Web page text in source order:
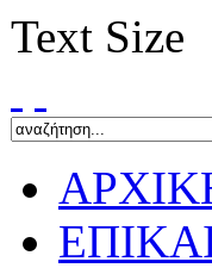
Text Size